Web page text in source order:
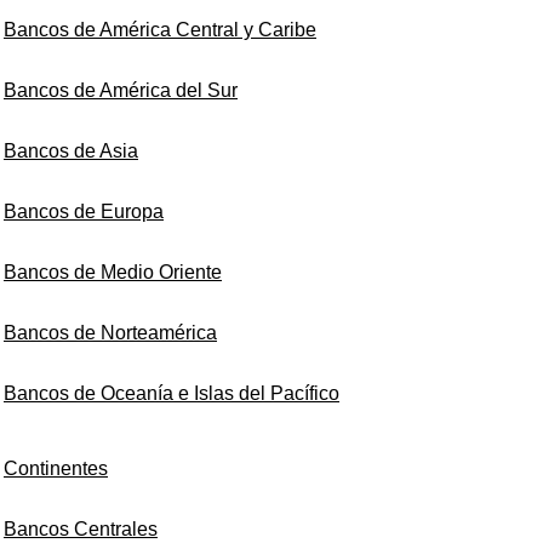
Bancos de América Central y Caribe
Bancos de América del Sur
Bancos de Asia
Bancos de Europa
Bancos de Medio Oriente
Bancos de Norteamérica
Bancos de Oceanía e Islas del Pacífico
Continentes
Bancos Centrales